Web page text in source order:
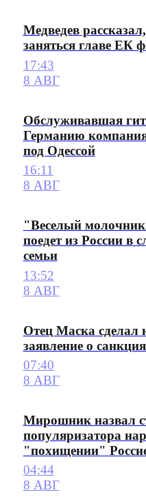
Медведев
заняться главе ЕК
17:43
8 АВГ
Обслуживавшая
Германию компания
под Одессой
16:11
8 АВГ
"Веселый
поедет из России в
семьи
13:52
8 АВГ
Отец Маска сделал
заявление о
07:40
8 АВГ
Мирошник назвал
популяризатора
"похищении"
04:44
8 АВГ